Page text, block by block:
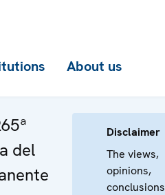
About us
del
Disclaimer
The views,
opinions,
conclusions